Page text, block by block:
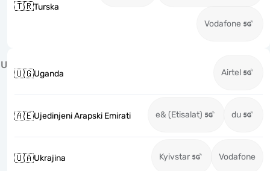
🇹🇷Turska
Vodafone
U
🇺🇬Uganda Airtel
🇦🇪Ujedinjeni Arapski Emirati e& (Etisalat) du
🇺🇦Ukrajina Kyivstar Vodafone